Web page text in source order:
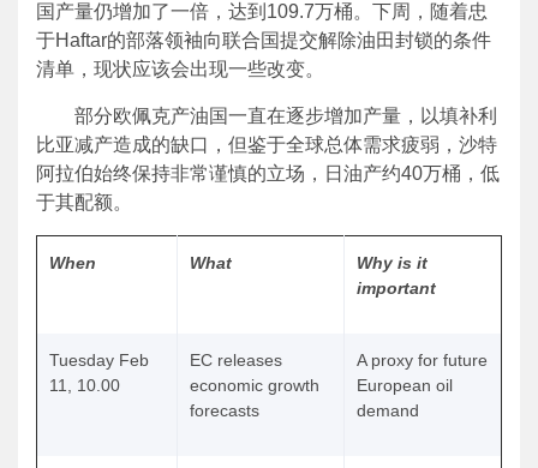
国产量仍增加了一倍，达到109.7万桶。下周，随着忠
于Haftar的部落领袖向联合国提交解除油田封锁的条件
清单，现状应该会出现一些改变。
部分欧佩克产油国一直在逐步增加产量，以填补利
比亚减产造成的缺口，但鉴于全球总体需求疲弱，沙特
阿拉伯始终保持非常谨慎的立场，日油产约40万桶，低
于其配额。
When What
Why is it
important
Tuesday Feb
11, 10.00
EC releases
economic growth
forecasts
A proxy for future
European oil
demand